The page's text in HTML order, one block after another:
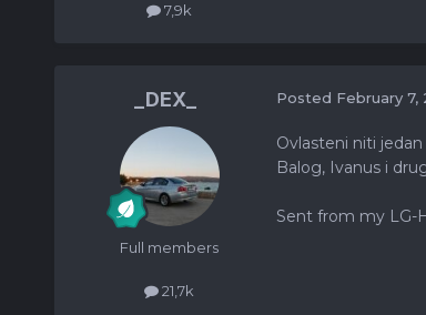
7,9k
_DEX_
Full members
21,7k
Posted February 7,
Ovlasteni niti
Balog, Ivanus i
Sent from my LG-